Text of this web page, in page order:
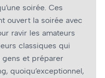
soirée. Ces
ouvert la soirée avec
ravir les amateurs
classiques qui
gens et préparer
quoiqu’exceptionnel,